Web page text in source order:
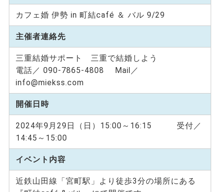
カフェ婚 伊勢 in 町結café ＆ バル 9/29
主催者連絡先
三重結婚サポート 三重で結婚しよう
電話／ 090-7865-4808 Mail／
info@miekss.com
開催日時
2024年9月29日（日）15:00～16:15 受付／
14:45～15:00
イベント内容
近鉄山田線「宮町駅」より徒歩3分の場所にある